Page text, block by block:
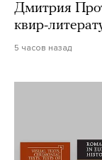
Дмитрия
квир-
5 часов назад